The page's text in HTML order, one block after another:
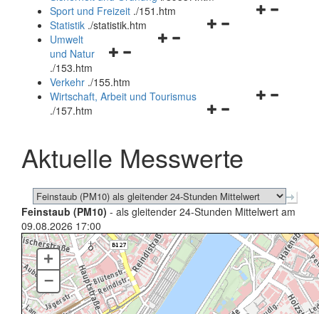
Navigationsmenü
Sport und Freizeit ./151.htm
Navigationsmenü
Statistik ./statistik.htm
Navigationsmenü
und
schließen
Umwelt
und Natur
./153.htm
Verkehr ./155.htm
Navigationsmenü
schließen
Wirtschaft, Arbeit und Tourismus
./157.htm
Aktuelle Messwerte
Feinstaub (PM10) - als gleitender 24-Stunden Mittelwert am
09.08.2026 17:00
+
–